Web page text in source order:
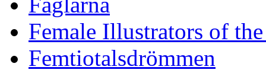
Female Illustrators of
Femtiotalsdrömmen